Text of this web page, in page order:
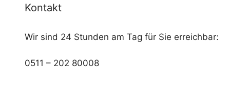
Kontakt
Wir sind 24 Stunden am Tag für Sie erreichbar:
0511 – 202 80008